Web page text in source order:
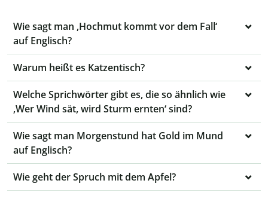
Wie sagt man ‚Hochmut kommt vor dem Fall‘
auf Englisch?
Warum heißt es Katzentisch?
Welche Sprichwörter gibt es, die so ähnlich wie
‚Wer Wind sät, wird Sturm ernten‘ sind?
Wie sagt man Morgenstund hat Gold im Mund
auf Englisch?
Wie geht der Spruch mit dem Apfel?